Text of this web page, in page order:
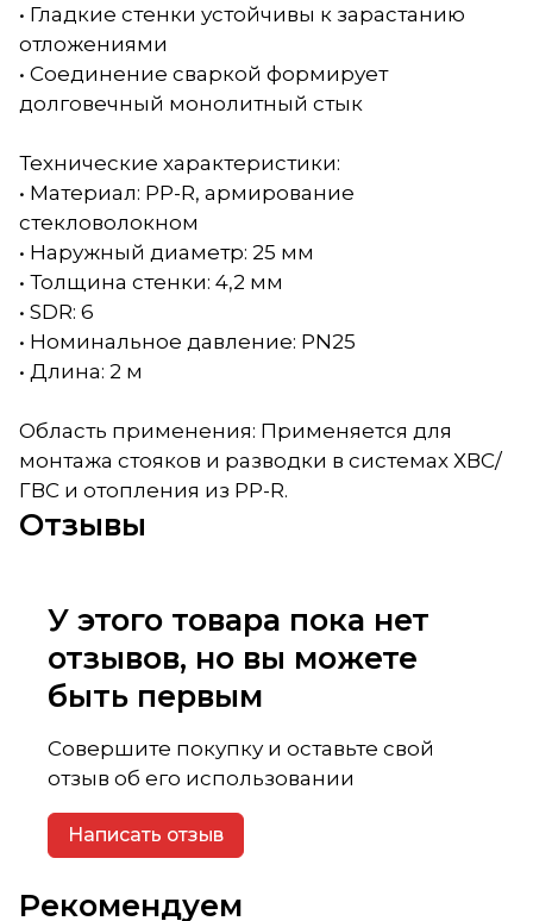
• Гладкие стенки устойчивы к зарастанию
отложениями
• Соединение сваркой формирует
долговечный монолитный стык
Технические характеристики:
• Материал: PP-R, армирование
стекловолокном
• Наружный диаметр: 25 мм
• Толщина стенки: 4,2 мм
• SDR: 6
• Номинальное давление: PN25
• Длина: 2 м
Область применения: Применяется для
монтажа стояков и разводки в системах ХВС/
ГВС и отопления из PP-R.
Отзывы
У этого товара пока нет
отзывов, но вы можете
быть первым
Совершите покупку и оставьте свой
отзыв об его использовании
Написать отзыв
Рекомендуем